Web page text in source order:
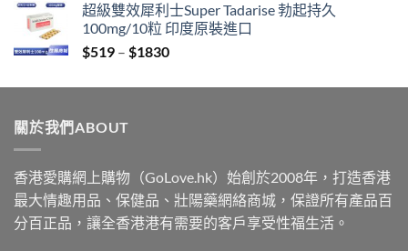
$359
through
$2229
超級雙效犀利士Super Tadarise 勃起持久
100mg/10粒 印度原裝進口
$519 – $1830Price
$519
關於我們ABOUT
香港愛購網上購物（GoLove.hk）始創於2008年，打造香港
最大情趣用品、保健品、壯陽藥網絡商城，保證所有產品百
分百正品，讓全香港港有需要的客戶享受性福生活。